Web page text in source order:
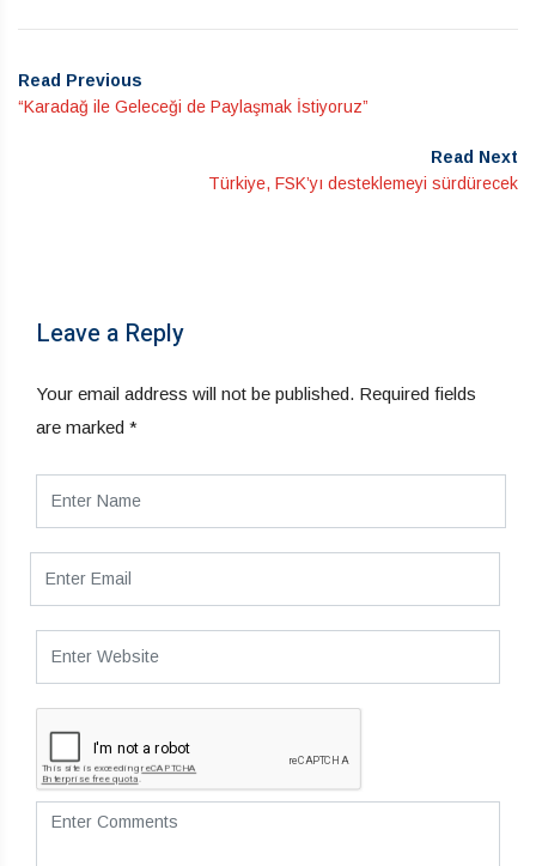
Read Previous
“Karadağ ile Geleceği de Paylaşmak İstiyoruz”
Read Next
Türkiye, FSK’yı desteklemeyi sürdürecek
Leave a Reply
Your email address will not be published. Required fields
are marked *